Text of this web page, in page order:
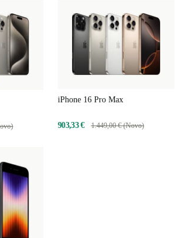
iPhone 16 Pro Max
903,33 € 1.449,00 € (Novo)